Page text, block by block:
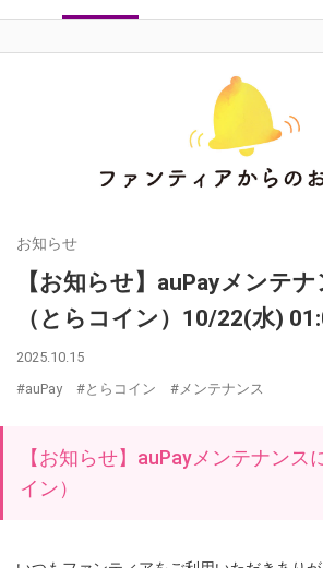
お知らせ
【お知らせ】auPayメンテ
（とらコイン）10/22(水)
2025.10.15
#auPay
#とらコイン #メンテナンス
【お知らせ】auPayメンテナンス
イン）